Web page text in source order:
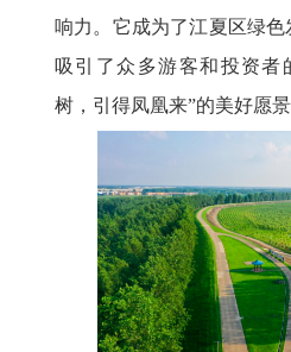
响力。它成为了江夏区绿色
吸引了众多游客和投资者
树，引得凤凰来”的美好愿景